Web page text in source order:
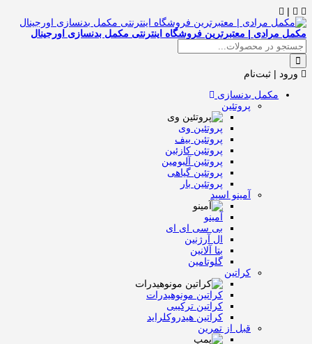
|
مکمل مرادی | معتبرترین فروشگاه اینترنتی مکمل بدنسازی اورجینال
ورود | ثبت‌نام
مکمل بدنسازی
پروتئین
پروتئین وی
پروتئین بیف
پروتئین کازئین
پروتئین آلبومین
پروتئین گیاهی
پروتئین بار
آمینو اسید
آمینو
بی سی ای ای
ال آرژنین
بتا آلانین
گلوتامین
کراتین
کراتین مونوهیدرات
کراتین ترکیبی
کراتین هیدروکلراید
قبل از تمرین